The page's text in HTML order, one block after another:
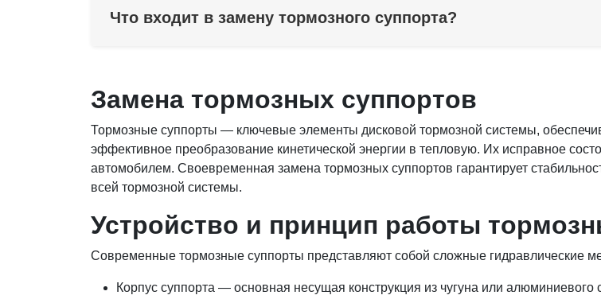
Что входит в замену тормозного суппорта?
Замена тормозных суппортов
Тормозные суппорты — ключевые элементы дисковой тормозной системы,
эффективное преобразование кинетической энергии в тепловую. Их исправное
автомобилем. Своевременная замена тормозных суппортов гарантирует
всей тормозной системы.
Устройство и принцип работы
Современные тормозные суппорты представляют собой сложные гидравлические
Корпус суппорта — основная несущая конструкция из чугуна или алюминиевого